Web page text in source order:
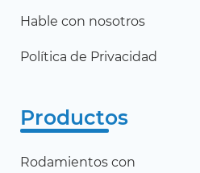
Hable con nosotros
Política de Privacidad
Productos
Rodamientos con